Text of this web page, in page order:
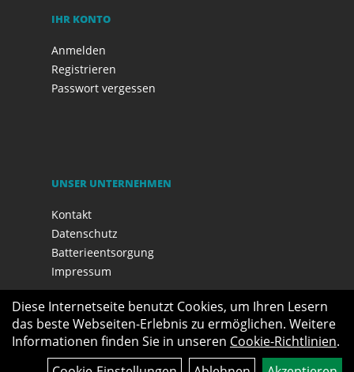
IHR KONTO
Anmelden
Registrieren
Passwort vergessen
UNSER UNTERNEHMEN
Kontakt
Datenschutz
Batterieentsorgung
Impressum
Diese Internetseite benutzt Cookies, um Ihren Lesern
das beste Webseiten-Erlebnis zu ermöglichen. Weitere
Informationen finden Sie in unseren Cookie-Richtlinien.